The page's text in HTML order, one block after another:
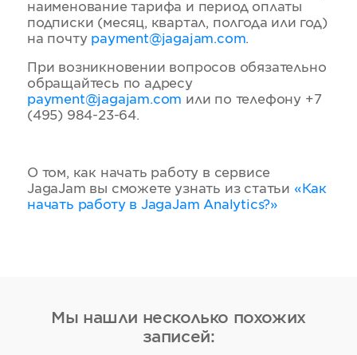
наименование тарифа и период оплаты
подписки (месяц, квартал, полгода или год)
на почту payment@jagajam.com.
При возникновении вопросов обязательно
обращайтесь по адресу
payment@jagajam.com или по телефону +7
(495) 984-23-64.
О том, как начать работу в сервисе
JagaJam вы сможете узнать из статьи «Как
начать работу в JagaJam Analytics?»
Мы нашли несколько похожих
записей: